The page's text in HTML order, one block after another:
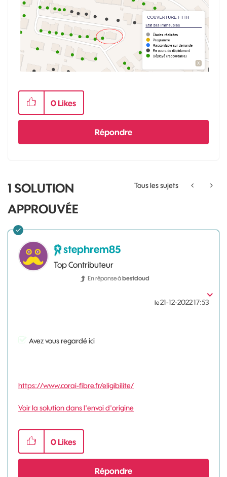
0 Likes
Répondre
Tous les sujets
1 SOLUTION
APPROUVÉE
stephrem85
Top Contributeur
En réponse àbestdoud
le‎21-12-202217:53
Avez vous regardé ici
https://www.corai-fibre.fr/eligibilite/
Voir la solution dans l'envoi d'origine
0 Likes
Répondre